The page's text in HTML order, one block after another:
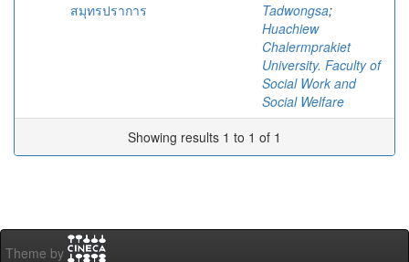
สมุทรปราการ
Tadwongsa;
Huachiew
Chalermprakiet
University. Faculty of
Social Work and
Social Welfare
Showing results 1 to 1 of 1
Theme by